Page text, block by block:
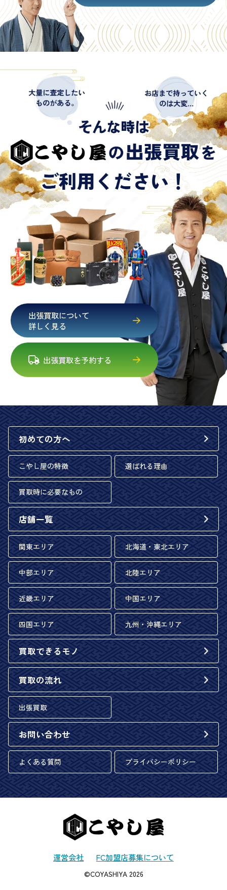
出張買取について
詳しく見る
出張買取を予約する
初めての方へ
こやし屋の特徴 選ばれる理由
買取時に必要なもの
店舗一覧
関東エリア 北海道・東北エリア
中部エリア 北陸エリア
近畿エリア 中国エリア
四国エリア 九州・沖縄エリア
買取できるモノ
買取の流れ
出張買取
お問い合わせ
よくある質問 プライバシーポリシー
運営会社 FC加盟店募集について
©COYASHIYA 2026